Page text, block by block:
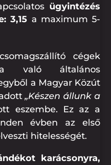
ügyintézés
3,15 a maximum 5-
cégek
való általános
a Magyar Közút
„Készen állunk a
eszembe. Ez az a
évben az első
hitelességét.
karácsonyra,